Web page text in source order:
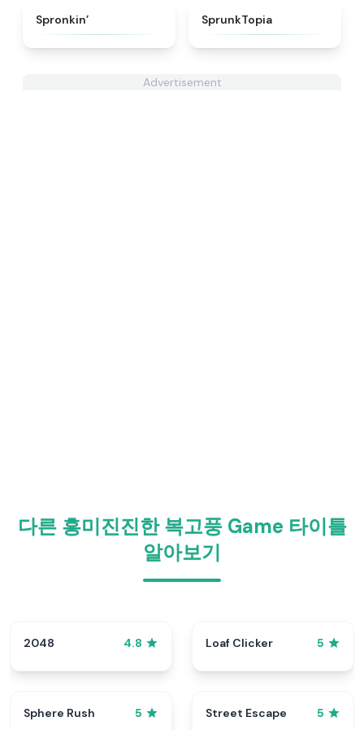
Spronkin’ SprunkTopia
Advertisement
다른 흥미진진한 복고풍 Game 타이틀
알아보기
2048 4.8 Loaf Clicker 5
Sphere Rush 5 Street Escape 5